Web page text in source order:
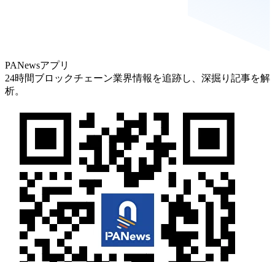
PANewsアプリ
24時間ブロックチェーン業界情報を追跡し、深掘り記事を解
析。